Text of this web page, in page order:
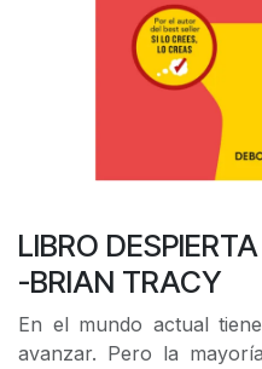
LIBRO
-BRIAN TRACY
En el mundo actual
avanzar. Pero la